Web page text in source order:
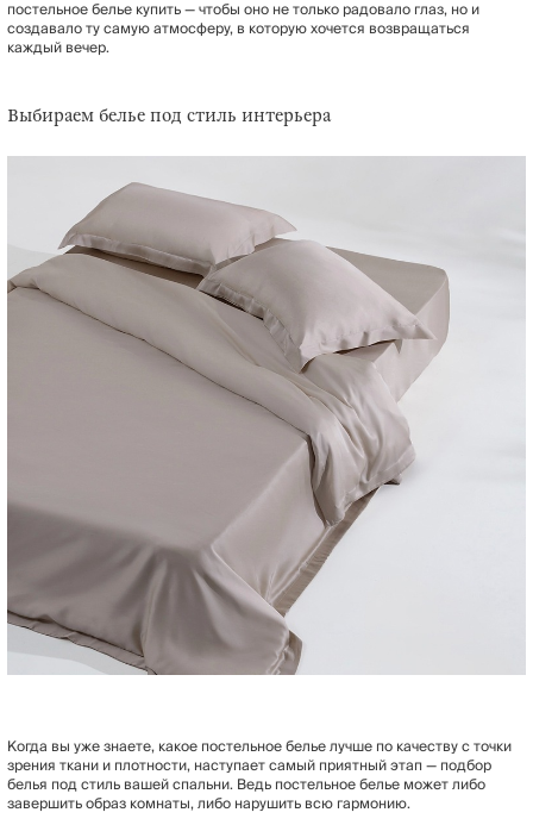
постельное белье купить — чтобы оно не только радовало глаз, но и
создавало ту самую атмосферу, в которую хочется возвращаться
каждый вечер.
Выбираем белье под стиль интерьера
Когда вы уже знаете, какое постельное белье лучше по качеству с точки
зрения ткани и плотности, наступает самый приятный этап — подбор
белья под стиль вашей спальни. Ведь постельное белье может либо
завершить образ комнаты, либо нарушить всю гармонию.